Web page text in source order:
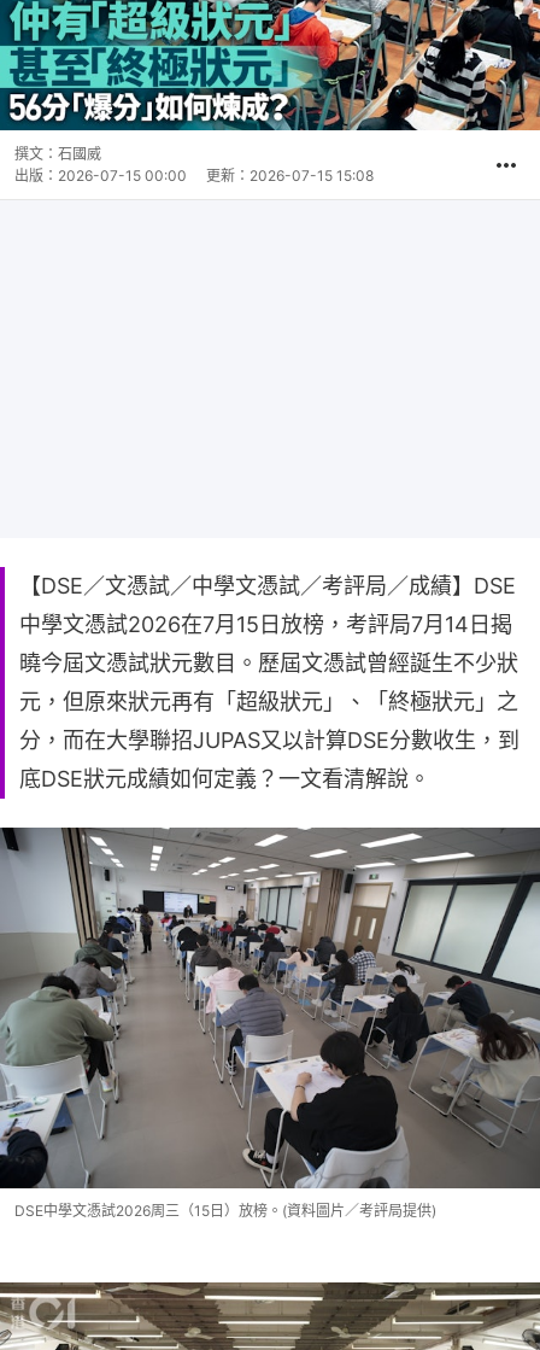
撰文： 石國威
出版： 2026-07-15 00:00 更新： 2026-07-15 15:08
【DSE／文憑試／中學文憑試／考評局／成績】DSE
中學文憑試2026在7月15日放榜，考評局7月14日揭
曉今屆文憑試狀元數目。歷屆文憑試曾經誕生不少狀
元，但原來狀元再有「超級狀元」、「終極狀元」之
分，而在大學聯招JUPAS又以計算DSE分數收生，到
底DSE狀元成績如何定義？一文看清解說。
DSE中學文憑試2026周三（15日）放榜。(資料圖片／考評局提供)